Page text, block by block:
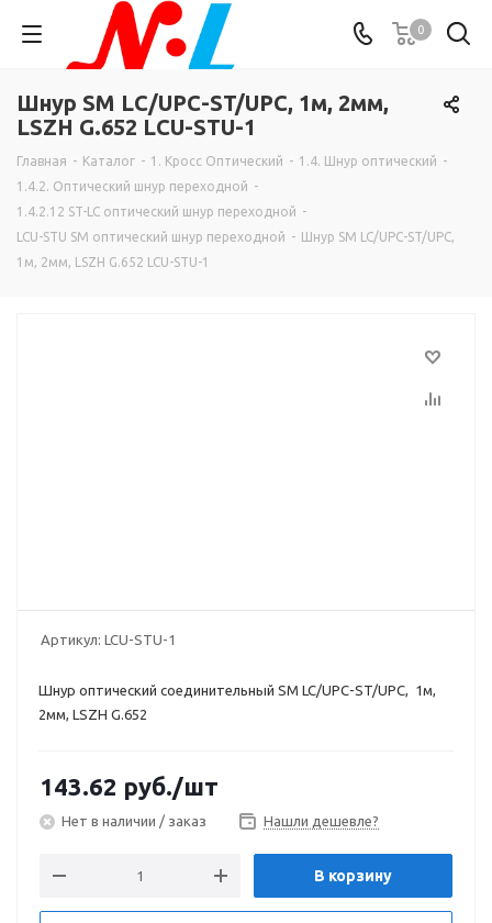
0
Шнур SM LC/UPC-ST/UPC, 1м, 2мм,
LSZH G.652 LCU-STU-1
Главная - Каталог - 1. Кросс Оптический - 1.4. Шнур оптический -
1.4.2. Оптический шнур переходной -
1.4.2.12 ST-LC оптический шнур переходной -
LCU-STU SM оптический шнур переходной - Шнур SM LC/UPC-ST/UPC,
1м, 2мм, LSZH G.652 LCU-STU-1
Артикул: LCU-STU-1
Шнур оптический соединительный SM LC/UPC-ST/UPC, 1м,
2мм, LSZH G.652
143.62 руб./шт
Нет в наличии / заказ Нашли дешевле?
В корзину